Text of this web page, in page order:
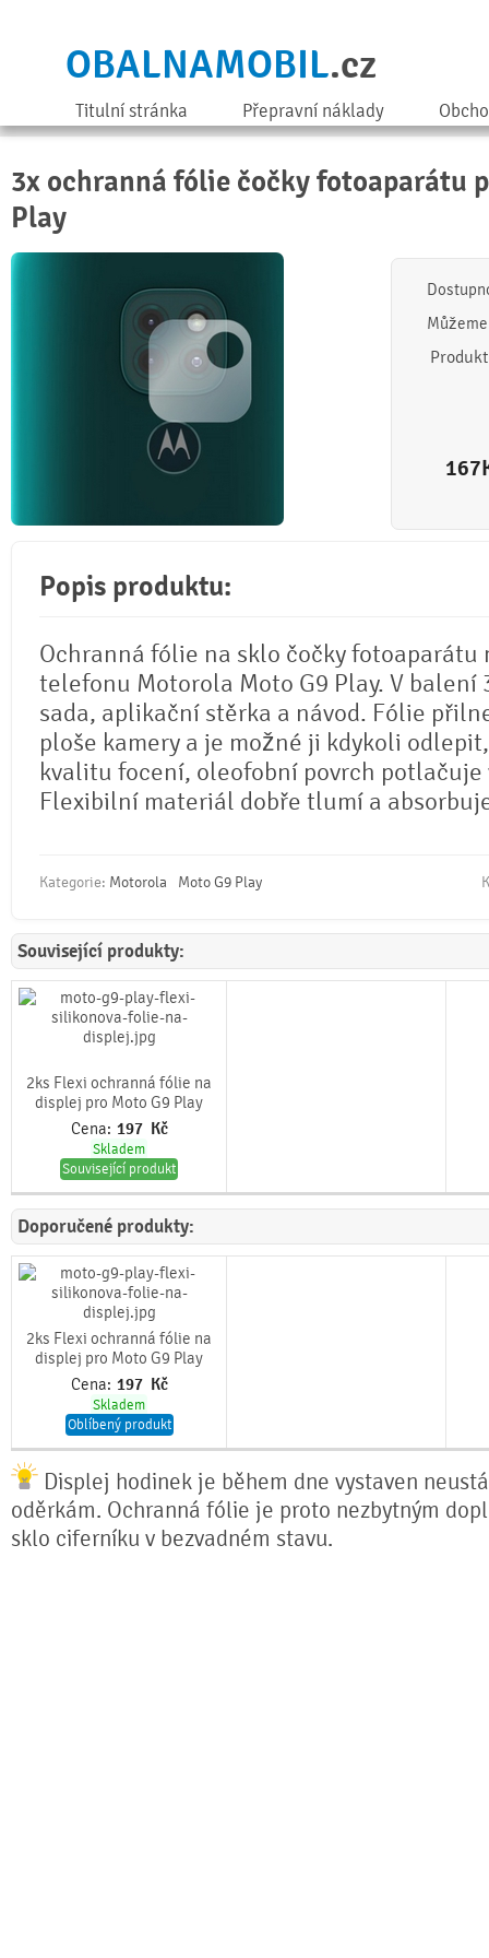
OBALNAMOBIL.cz
Titulní stránka Přepravní náklady
3x ochranná fólie čočky fotoaparátu
Play
167
Popis produktu:
Ochranná fólie na sklo čočky fotoaparátu
telefonu Motorola Moto G9 Play. V balení
sada, aplikační stěrka a návod. Fólie
ploše kamery a je možné ji kdykoli
kvalitu focení, oleofobní povrch potlačuje
Flexibilní materiál dobře tlumí a
Kategorie: Motorola Moto G9 Play
Související produkty:
2ks Flexi ochranná fólie na
displej pro Moto G9 Play
Cena: 197 Kč
Skladem
Související produkt
Doporučené produkty:
2ks Flexi ochranná fólie na
displej pro Moto G9 Play
Cena: 197 Kč
Skladem
Oblíbený produkt
Displej hodinek je během dne vystaven
oděrkám. Ochranná fólie je proto nezbytným
sklo ciferníku v bezvadném stavu.